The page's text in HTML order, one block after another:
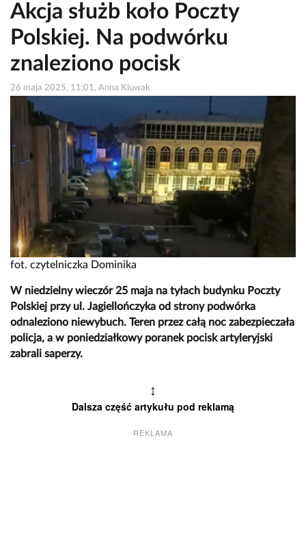
Akcja służb koło Poczty
Polskiej. Na podwórku
znaleziono pocisk
26 maja 2025, 11:01, Anna Kluwak
fot. czytelniczka Dominika
W niedzielny wieczór 25 maja na tyłach budynku Poczty
Polskiej przy ul. Jagiellończyka od strony podwórka
odnaleziono niewybuch. Teren przez całą noc zabezpieczała
policja, a w poniedziałkowy poranek pocisk artyleryjski
zabrali saperzy.
↕
Dalsza część artykułu pod reklamą
REKLAMA